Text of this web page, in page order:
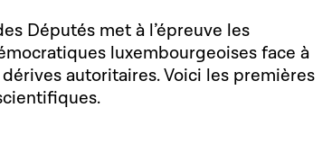
Députés met à l’épreuve les
luxembourgeoises face à
autoritaires. Voici les premières